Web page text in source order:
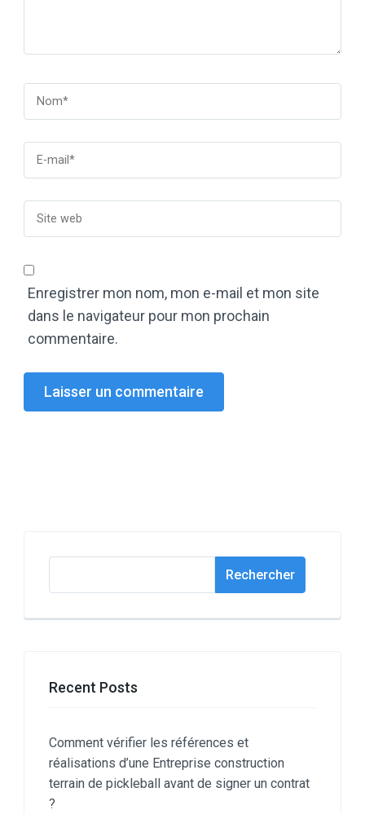
Enregistrer mon nom, mon e-mail et mon site
dans le navigateur pour mon prochain
commentaire.
Rechercher
Recent Posts
Comment vérifier les références et
réalisations d’une Entreprise construction
terrain de pickleball avant de signer un contrat
?